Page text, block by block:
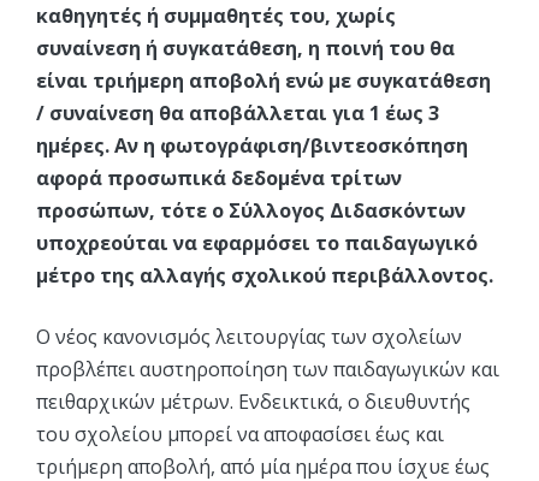
καθηγητές ή συμμαθητές του, χωρίς
συναίνεση ή συγκατάθεση, η ποινή του θα
είναι τριήμερη αποβολή ενώ με συγκατάθεση
/ συναίνεση θα αποβάλλεται για 1 έως 3
ημέρες. Αν η φωτογράφιση/βιντεοσκόπηση
αφορά προσωπικά δεδομένα τρίτων
προσώπων, τότε ο Σύλλογος Διδασκόντων
υποχρεούται να εφαρμόσει το παιδαγωγικό
μέτρο της αλλαγής σχολικού περιβάλλοντος.
Ο νέος κανονισμός λειτουργίας των σχολείων
προβλέπει αυστηροποίηση των παιδαγωγικών και
πειθαρχικών μέτρων. Ενδεικτικά, ο διευθυντής
του σχολείου μπορεί να αποφασίσει έως και
τριήμερη αποβολή, από μία ημέρα που ίσχυε έως